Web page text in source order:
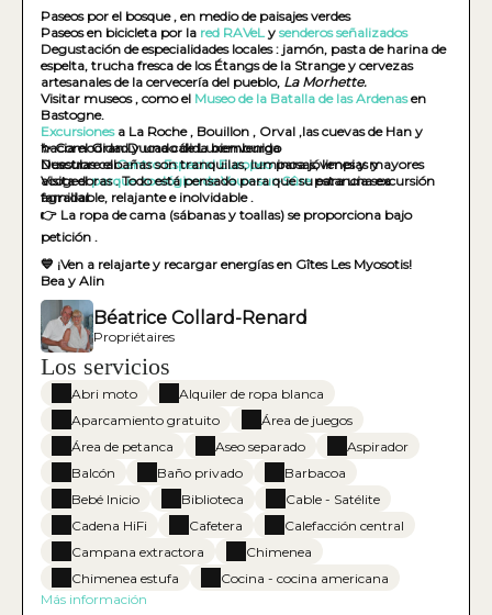
Paseos por el bosque , en medio de paisajes verdes
Paseos en bicicleta por la red RAVeLy senderos señalizados
Degustación de especialidades locales : jamón, pasta de harina de
espelta, trucha fresca de los Étangs de la Strange y cervezas
artesanales de la cervecería del pueblo, La Morhette.
Visitar museos , como el Museo de la Batalla de las Ardenasen
Bastogne.
Excursionesa La Roche , Bouillon , Orval ,las cuevas de Han y
hacia el Gran Ducado de Luxemburgo
Descubre elCentro Espacial Europeopara jóvenes y mayores
Visita elparque zoológico de Vaux-sur-Sûrepara una excursión
familiar.
✨ Comodidad y una cálida bienvenida
Nuestras cabañas son tranquilas, luminosas, limpias y
acogedoras . Todo está pensado para que su estancia sea
agradable, relajante e inolvidable .
👉 La ropa de cama (sábanas y toallas) se proporciona bajo
petición .
💙 ¡Ven a relajarte y recargar energías en Gîtes Les Myosotis!
Bea y Alin
Béatrice Collard-Renard
Propriétaires
Los servicios
Abri moto
Alquiler de ropa blanca
Aparcamiento gratuito
Área de juegos
Área de petanca
Aseo separado
Aspirador
Balcón
Baño privado
Barbacoa
Bebé Inicio
Biblioteca
Cable - Satélite
Cadena HiFi
Cafetera
Calefacción central
Campana extractora
Chimenea
Chimenea estufa
Cocina - cocina americana
Más información